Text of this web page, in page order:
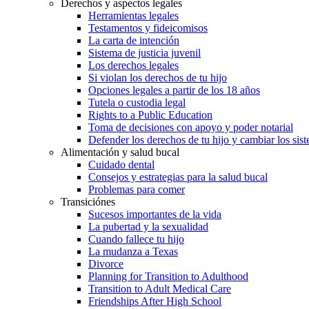
Derechos y aspectos legales
Herramientas legales
Testamentos y fideicomisos
La carta de intención
Sistema de justicia juvenil
Los derechos legales
Si violan los derechos de tu hijo
Opciones legales a partir de los 18 años
Tutela o custodia legal
Rights to a Public Education
Toma de decisiones con apoyo y poder notarial
Defender los derechos de tu hijo y cambiar los
Alimentación y salud bucal
Cuidado dental
Consejos y estrategias para la salud bucal
Problemas para comer
Transiciónes
Sucesos importantes de la vida
La pubertad y la sexualidad
Cuando fallece tu hijo
La mudanza a Texas
Divorce
Planning for Transition to Adulthood
Transition to Adult Medical Care
Friendships After High School